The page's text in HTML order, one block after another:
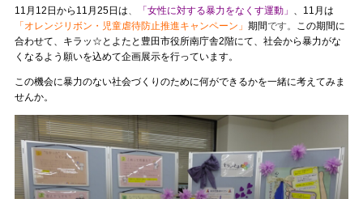
11月12日から11月25日は 「女性に対する暴力をなくす運動」
、11月は
「オレンジリボン・児童虐待防止推進キャンペーン」 期間です。
この期間に
合わせて、キラッ☆とよたと豊田市役所南庁舎2階にて、社会から暴力がな
くなるよう願いを込めて企画展示を行っています。
この機会に暴力のない社会づくりのために何ができるかを一緒に考えてみま
せんか。